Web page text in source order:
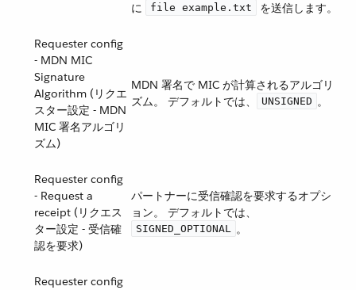
に ​
file example.txt ​ を送信します。
Requester config
- MDN MIC
Signature
Algorithm (リクエ
スター設定 - MDN
MIC 署名アルゴリ
ズム)
MDN 署名で MIC が計算されるアルゴリ
ズム。 デフォルトでは、​
UNSIGNED ​。
Requester config
- Request a
receipt (リクエス
ター設定 - 受信確
認を要求)
パートナーに受信確認を要求するオプシ
ョン。 デフォルトでは、​
SIGNED_OPTIONAL ​。
Requester config